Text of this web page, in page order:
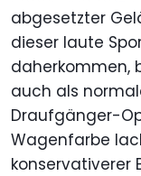
abgesetzter
dieser laute
daherkommen,
auch als
Draufgänger-
Wagenfarbe
konservativerer